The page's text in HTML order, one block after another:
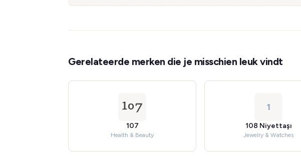
Gerelateerde merken die je misschien leuk vindt
107
Health & Beauty
1
108 Niyettaşı
Jewelry & Watches